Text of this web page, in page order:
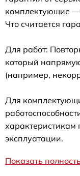
комплектующие —
Что считается
Для работ:
который
(например,
Для
характеристикам
эксплуатации.
Показать